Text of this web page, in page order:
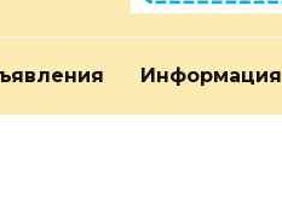
Информация